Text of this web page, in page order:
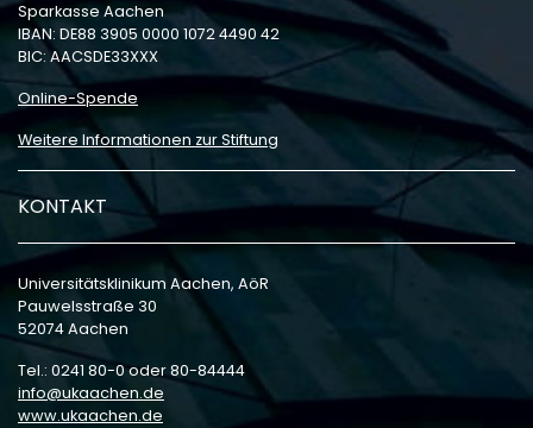
Sparkasse Aachen
IBAN: DE88 3905 0000 1072 4490 42
BIC: AACSDE33XXX
Online-Spende
Weitere Informationen zur Stiftung
KONTAKT
Universitätsklinikum Aachen, AöR
Pauwelsstraße 30
52074 Aachen
Tel.: 0241 80-0 oder 80-84444
info
ukaachen de
www.ukaachen.de